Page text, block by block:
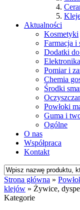
Aktualności
Kosmetyki
Farmacja i
Dodatki
Pomiar i
Chemia
Środki
Powłoki
Guma i
Ogólne
O nas
Współpraca
Kontakt
Strona główna »
klejów » Żywice,
Kategorie